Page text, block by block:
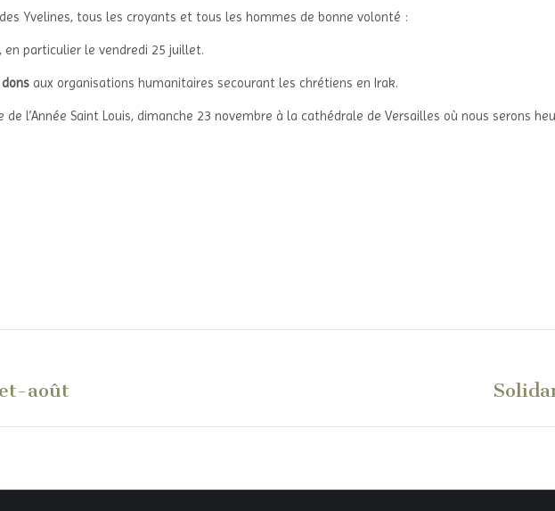
Yvelines, tous les croyants et tous les hommes de bonne volonté :
, en particulier le vendredi 25 juillet.
aux organisations humanitaires secourant les chrétiens en Irak.
de l’Année Saint Louis, dimanche 23 novembre à la cathédrale de Versailles où nous serons
août